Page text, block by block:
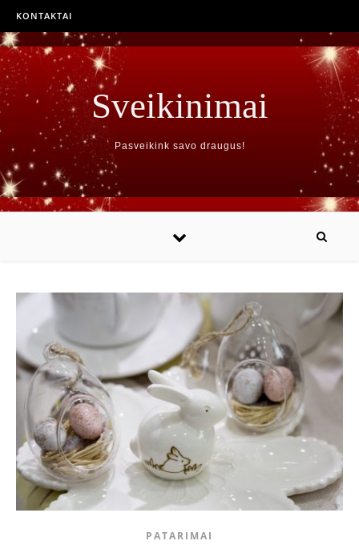
KONTAKTAI
Sveikinimai
Pasveikink savo draugus!
PATARIMAI